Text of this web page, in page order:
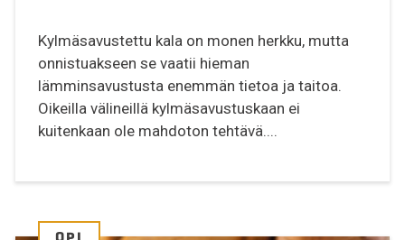
Kylmäsavustettu kala on monen herkku, mutta
onnistuakseen se vaatii hieman
lämminsavustusta enemmän tietoa ja taitoa.
Oikeilla välineillä kylmäsavustuskaan ei
kuitenkaan ole mahdoton tehtävä....